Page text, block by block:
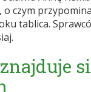
o czym
tablica.